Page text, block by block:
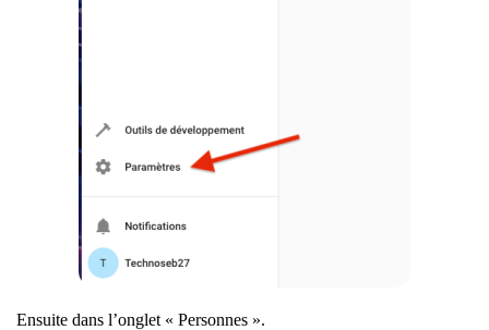
Ensuite dans l’onglet « Personnes ».